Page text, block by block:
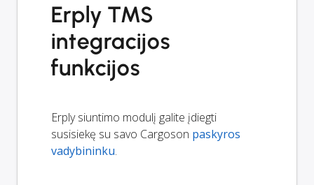
Erply TMS
integracijos
funkcijos
Erply siuntimo modulį galite įdiegti
susisiekę su savo Cargoson paskyros
vadybininku.